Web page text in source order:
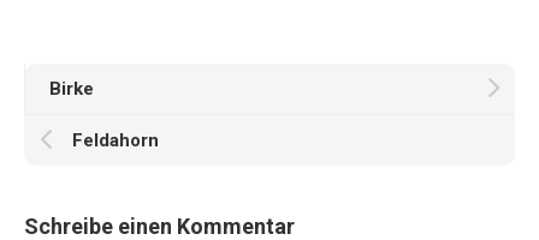
Birke
Feldahorn
Schreibe einen Kommentar